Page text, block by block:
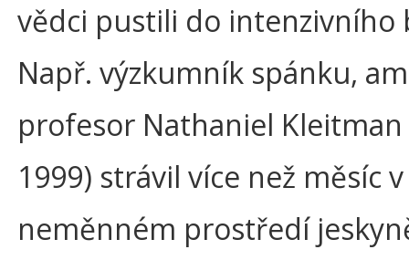
vědci pustili do intenzivního
Např. výzkumník spánku,
profesor Nathaniel Kleitman
1999) strávil více než měsíc v
neměnném prostředí